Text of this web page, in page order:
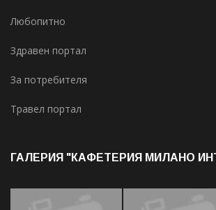
Любопитно
Здравен портал
За потребителя
Травел портал
ГАЛЕРИЯ "КАФЕТЕРИЯ МИЛАНО